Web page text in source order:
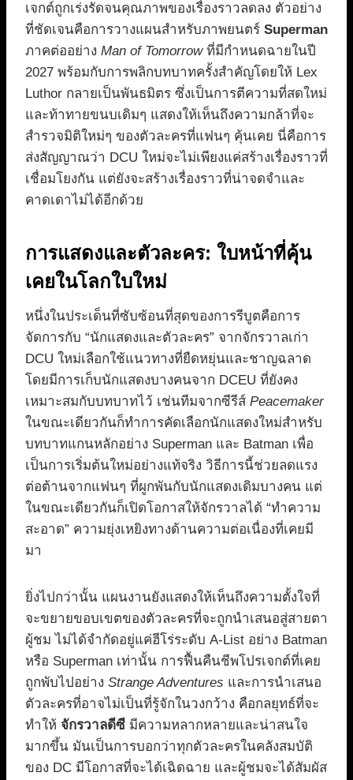
เจกต์ถูกเร่งรัดจนคุณภาพของเรื่องราวลดลง ตัวอย่าง
ที่ชัดเจนคือการวางแผนสำหรับภาพยนตร์ Superman
ภาคต่ออย่าง Man of Tomorrowที่มีกำหนดฉายในปี
2027 พร้อมกับการพลิกบทบาทครั้งสำคัญโดยให้ Lex
Luthor กลายเป็นพันธมิตร ซึ่งเป็นการตีความที่สดใหม่
และท้าทายขนบเดิมๆ แสดงให้เห็นถึงความกล้าที่จะ
สำรวจมิติใหม่ๆ ของตัวละครที่แฟนๆ คุ้นเคย นี่คือการ
ส่งสัญญาณว่า DCU ใหม่จะไม่เพียงแค่สร้างเรื่องราวที่
เชื่อมโยงกัน แต่ยังจะสร้างเรื่องราวที่น่าจดจำและ
คาดเดาไม่ได้อีกด้วย
การแสดงและตัวละคร: ใบหน้าที่คุ้น
เคยในโลกใบใหม่
หนึ่งในประเด็นที่ซับซ้อนที่สุดของการรีบูตคือการ
จัดการกับ “นักแสดงและตัวละคร” จากจักรวาลเก่า
DCU ใหม่เลือกใช้แนวทางที่ยืดหยุ่นและชาญฉลาด
โดยมีการเก็บนักแสดงบางคนจาก DCEU ที่ยังคง
เหมาะสมกับบทบาทไว้ เช่นทีมจากซีรีส์ Peacemaker
ในขณะเดียวกันก็ทำการคัดเลือกนักแสดงใหม่สำหรับ
บทบาทแกนหลักอย่าง Superman และ Batman เพื่อ
เป็นการเริ่มต้นใหม่อย่างแท้จริง วิธีการนี้ช่วยลดแรง
ต่อต้านจากแฟนๆ ที่ผูกพันกับนักแสดงเดิมบางคน แต่
ในขณะเดียวกันก็เปิดโอกาสให้จักรวาลได้ “ทำความ
สะอาด” ความยุ่งเหยิงทางด้านความต่อเนื่องที่เคยมี
มา
ยิ่งไปกว่านั้น แผนงานยังแสดงให้เห็นถึงความตั้งใจที่
จะขยายขอบเขตของตัวละครที่จะถูกนำเสนอสู่สายตา
ผู้ชม ไม่ได้จำกัดอยู่แค่ฮีโร่ระดับ A-List อย่าง Batman
หรือ Superman เท่านั้น การฟื้นคืนชีพโปรเจกต์ที่เคย
ถูกพับไปอย่าง Strange Adventures และการนำเสนอ
ตัวละครที่อาจไม่เป็นที่รู้จักในวงกว้าง คือกลยุทธ์ที่จะ
ทำให้ จักรวาลดีซี มีความหลากหลายและน่าสนใจ
มากขึ้น มันเป็นการบอกว่าทุกตัวละครในคลังสมบัติ
ของ DC มีโอกาสที่จะได้เฉิดฉาย และผู้ชมจะได้สัมผัส